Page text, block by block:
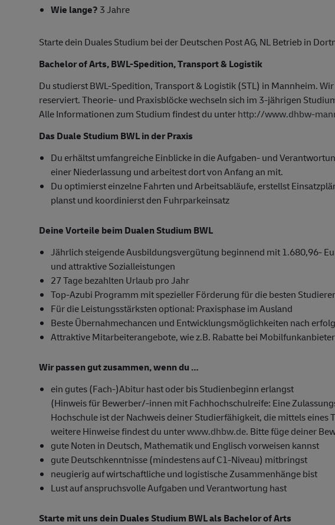
Wie lange? 3 Jahre
Starte dein Duales Studium bei der Deutschen Post AG, NL Betrieb in
Bachelor of Arts, BWL-Spedition, Transport & Logistik
Du studierst BWL-Spedition, Transport & Logistik (STL) in Mannheim.
reserviert. Theorie- und Praxisblöcke wechseln sich im 3-jährigen
Alle Informationen zum Studium findest du unterhttp://www.dhbw-
Das Duale Studium BWL in der Praxis
Du erhältst umfangreiche Einblicke in die Aufgaben- und
einer Niederlassung und arbeitest dort von Anfang an mit.
Du optimierst einzelne Fahrten und Arbeitsabläufe, erstellst
planst und koordinierst den Fuhrparkeinsatz
Deine Vorteile beim Dualen Studium BWL
Jährlich steigende Ausbildungsvergütung beginnend mit 1.680,96-
und attraktive Sozialleistungen
27 Tage bezahlten Urlaub pro Jahr
Top-Azubi Programm mit spezieller Förderung für die besten
Für die Leistungsstärksten optional: Praxisphase im Ausland
Beste Übernahmechancen und Entwicklungsmöglichkeiten nach
Attraktive Mitarbeiterangebote, wie z.B. Rabatte bei
Wir passen gut zusammen, wenn du …
ein gutes (Fach-)Abitur hast oder bis Studienbeginn erlangst
(Hinweis für Bewerber/-innen mit Fachhochschulreife: Eine
Hochschule ist der Nachweis deiner Studierfähigkeit, die mittels eines
weitere Hinweise findest du unterwww.dhbw.de. Bitte füge deiner
gute Noten in Deutsch, Mathematik und Englisch vorweisen kannst
gute Deutschkenntnisse (mindestens auf C1-Niveau) mitbringst
neugierig auf wirtschaftliche und logistische Zusammenhänge bist
Lust auf anspruchsvolle Aufgaben und Verantwortung hast
Starte mit uns dein Duales Studium BWL als Bachelor of Arts